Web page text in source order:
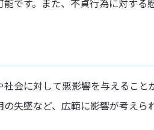
です。また、不貞行為に対する
会に対して悪影響を与えること
失墜など、広範に影響が考えら